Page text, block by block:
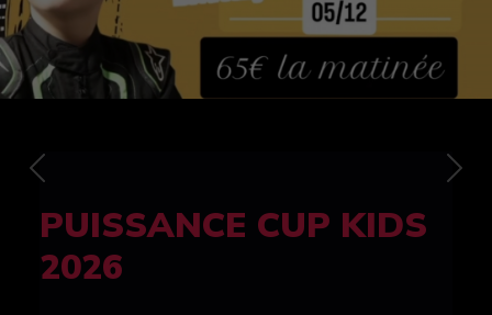
FELINE CUP 100%
féminine
Previous Next